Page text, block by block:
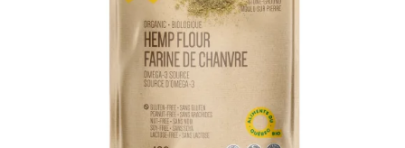
AJOUTER AU PANIER